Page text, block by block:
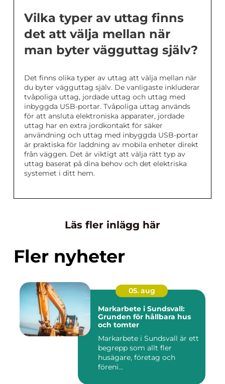
Vilka typer av uttag finns
det att välja mellan när
man byter vägguttag själv?
Det finns olika typer av uttag att välja mellan när
du byter vägguttag själv. De vanligaste inkluderar
tvåpoliga uttag, jordade uttag och uttag med
inbyggda USB-portar. Tvåpoliga uttag används
för att ansluta elektroniska apparater, jordade
uttag har en extra jordkontakt för säker
användning och uttag med inbyggda USB-portar
är praktiska för laddning av mobila enheter direkt
från väggen. Det är viktigt att välja rätt typ av
uttag baserat på dina behov och det elektriska
systemet i ditt hem.
Läs fler inlägg här
Fler nyheter
05. aug
Markarbete i Sundsvall:
Grunden för hållbara hus
och tomter
Markarbete i Sundsvall är ett
begrepp som allt fler
husägare, företag och
föreni...